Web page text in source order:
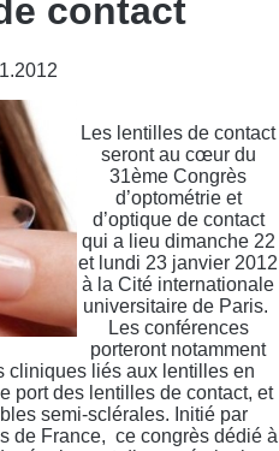
contact
Les lentilles de contact
seront au cœur du
31ème Congrès
d’optométrie et
d’optique de contact
qui a lieu dimanche 22
et lundi 23 janvier 2012
à la Cité internationale
universitaire de Paris.
Les conférences
porteront notamment
cliniques liés aux lentilles en
port des lentilles de contact, et
semi-sclérales. Initié par
de France, ce congrès dédié à